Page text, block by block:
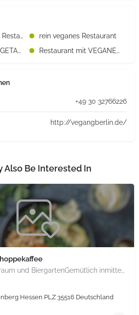
rein vegetarisches Restaurant
rein veganes Restaurant
Restaurant mit VEGETARISCHEN Speisen
Restaurant mit VEGANEN Speisen
+49 30 32766226
http://vegangberlin.de/
Also Be Interested In
ein Dorftreff mit Gastraum und BiergartenGemütlich inmitten unserem idyllischen Trais Münzenberg, entlang…
Hessen PLZ 35516 Deutschland